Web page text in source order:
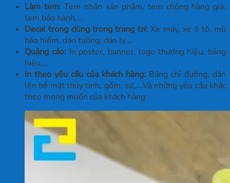
Làm tem:Tem nhãn sản phẩm, tem chống hàng giả,
tem bảo hành,…
Decal trong dùng trong trang trí:Xe máy, xe ô tô, mũ
bảo hiểm, dán tường, dán ly,…
Quảng cáo:In poster, banner, logo thương hiệu, bảng
hiệu,…
In theo yêu cầu của khách hàng: Bảng chỉ đường, dán
lên bề mặt thủy tinh, gốm, sứ,….Và những yêu cầu khác
theo mong muốn của khách hàng